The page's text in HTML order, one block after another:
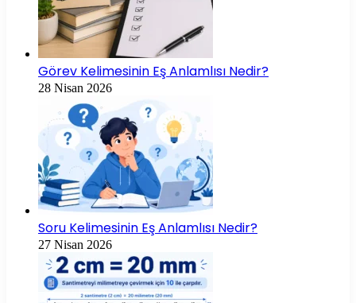
Görev Kelimesinin Eş Anlamlısı Nedir?
28 Nisan 2026
Soru Kelimesinin Eş Anlamlısı Nedir?
27 Nisan 2026